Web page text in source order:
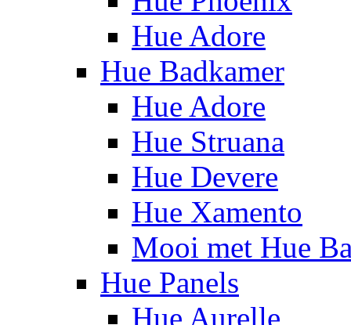
Hue Adore
Hue Badkamer
Hue Adore
Hue Struana
Hue Devere
Hue Xamento
Mooi met Hue
Hue Panels
Hue Aurelle